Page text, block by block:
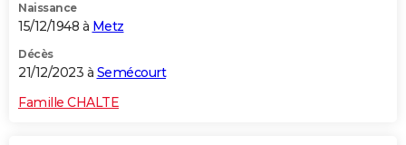
Naissance
15/12/1948 à Metz
Décès
21/12/2023 à Semécourt
Famille CHALTE